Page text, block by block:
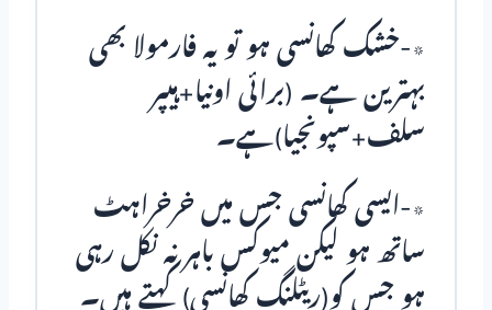
٭-خشک کھانسی ہو تو یہ فارمولا بھی
بہترین ہے۔ (برائی اونیا+ہیپر
سلف+سپونجیا)ہے۔
٭-ایسی کھانسی جس میں خرخراہٹ
ساتھ ہو لیکن میوکس باہر نہ نکل رہی
ہو جس کو(ریٹلنگ کھانسی) کہتے ہیں۔